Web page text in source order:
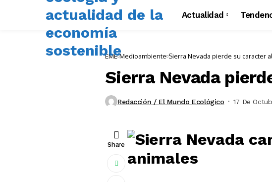
Actualidad
EME Medioambiente Sierra Nevada pierde su caracter
Sierra Nevada
Redacción / El Mundo Ecológico 17 De
Share